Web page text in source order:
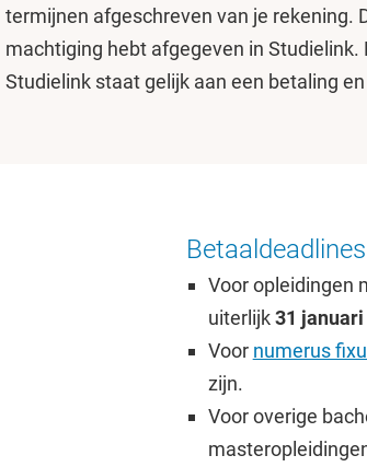
termijnen afgeschreven van je rekening.
machtiging hebt afgegeven in
Studielink staat gelijk aan een betaling
Betaaldeadlines
Voor opleidingen
uiterlijk31 januari
Voor numerus
zijn.
Voor overige